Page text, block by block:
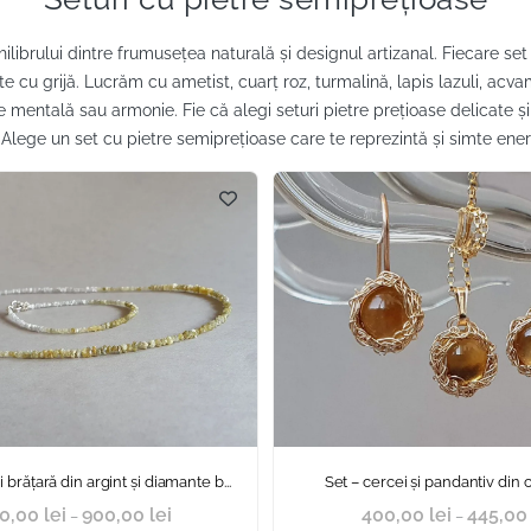
dintre frumusețea naturală și designul artizanal. Fiecare
grijă. Lucrăm cu ametist, cuarț roz, turmalină, lapis lazuli,
sau armonie. Fie că alegi seturi pietre prețioase delicate
un set cu pietre semiprețioase care te reprezintă și simte
brățară din argint și diamante b...
lei – 900,00 lei
Set – cercei și pandantiv din
400,00 lei – 445,00